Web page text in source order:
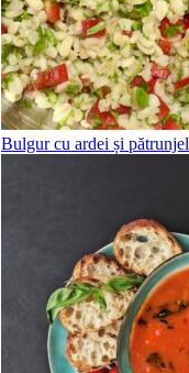
Bulgur cu ardei și pătrunjel